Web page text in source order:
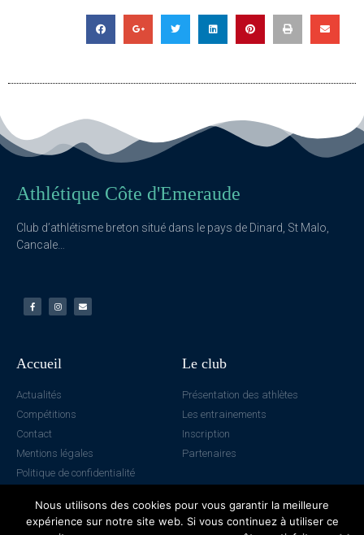
Athlétique Côte d'Emeraude
Club d’athlétisme breton situé dans le pays de Dinard, St Malo,
Cancale…
Accueil
Actualités
Compétitions
Contact
Mentions légales
Politique de confidentialité
Le club
Présentation des athlètes
Les entrainements
Inscription
Partenaires
Nous utilisons des cookies pour vous garantir la meilleure
expérience sur notre site web. Si vous continuez à utiliser ce